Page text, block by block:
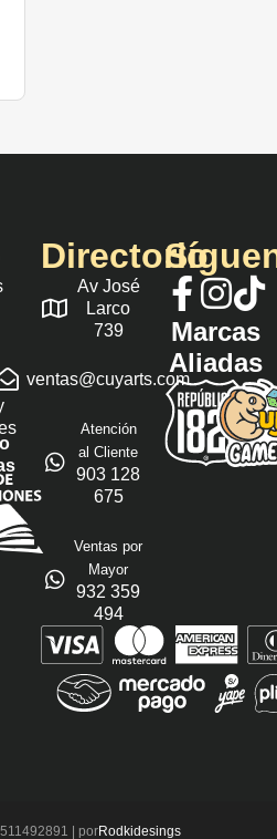
Directorio
Av José
Larco
739
ventas@cuyarts.com
Atención
al Cliente
903 128
675
Ventas por
Mayor
932 359
494
Marcas
Aliadas
| porRodkidesings